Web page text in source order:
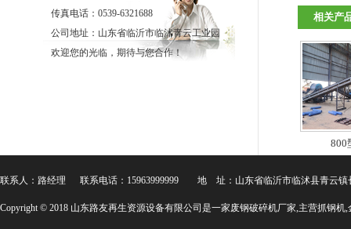
相关产
800
传真电话：0539-6321688
公司地址：山东省临沂市临沭青云工业园
欢迎您的光临，期待与您合作！
联系人：路经理 联系电话：15963999999 地 址：山东省临沂市临沭县青云镇
Copyright © 2018 山东路友再生资源设备有限公司是一家废钢破碎机厂家,主营抓钢机,